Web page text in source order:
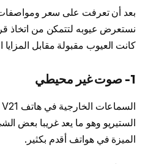
نستعرض عيوبه لتتمكن من اتخاذ
كانت العيوب مقبولة مقابل المزايا
1- صوت غير محيطي
الستيريو وهو ما يعد غريبا بعض
الميزة في هواتف أقدم بكثير.